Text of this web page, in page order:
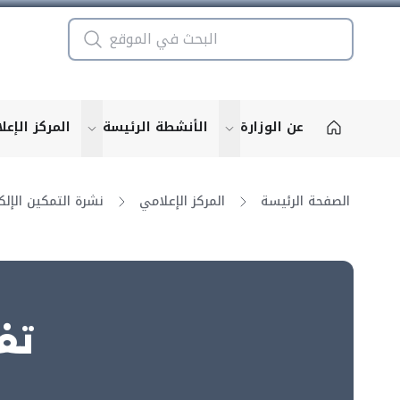
عن الوزارة show submenu for "More"
الأنشطة الرئيسة for "More"
المركز
الصفحة الرئيسة المركز الإعلامي